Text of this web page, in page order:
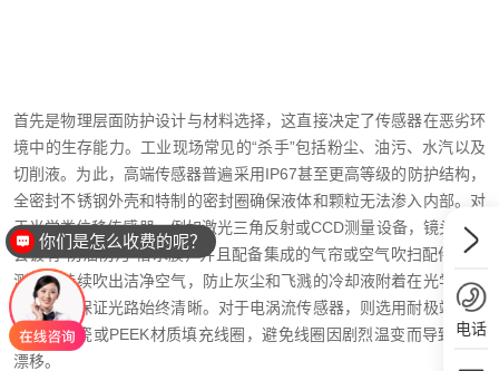
首先是物理层面防护设计与材料选择，这直接决定了传感器在恶劣环
境中的生存能力。工业现场常见的“杀手”包括粉尘、油污、水汽以及
切削液。为此，高端传感器普遍采用IP67甚至更高等级的防护结构，
全密封不锈钢外壳和特制的密封圈确保液体和颗粒无法渗入内部。对
于光学类位移传感器，例如激光三角反射或CCD测量设备，镜头表面
会镀有“防油防污”憎水膜，并且配备集成的气帘或空气吹扫配件，在
测量时持续吹出洁净空气，防止灰尘和飞溅的冷却液附着在光学窗口
上，从而保证光路始终清晰。对于电涡流传感器，则选用耐极端温度
的特种陶瓷或PEEK材质填充线圈，避免线圈因剧烈温变而导致零位
漂移。
电话
你们是怎么收费的呢？